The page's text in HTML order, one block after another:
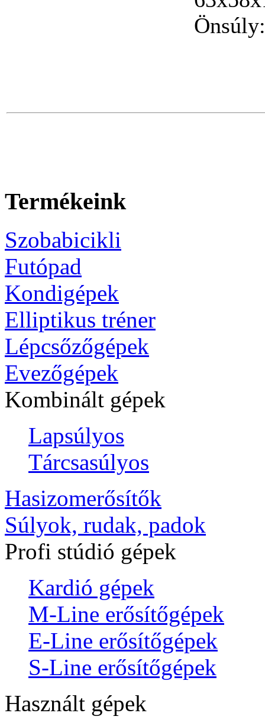
Termékeink
Szobabicikli
Futópad
Kondigépek
Elliptikus tréner
Lépcsőzőgépek
Evezőgépek
Kombinált gépek
Lapsúlyos
Tárcsasúlyos
Hasizomerősítők
Súlyok, rudak, padok
Profi stúdió gépek
Kardió gépek
M-Line erősítőgépek
E-Line erősítőgépek
S-Line erősítőgépek
Használt gépek